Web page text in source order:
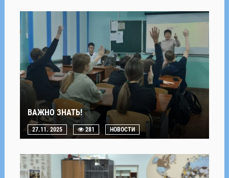
ВАЖНО ЗНАТЬ!
27.11. 2025 281 НОВОСТИ